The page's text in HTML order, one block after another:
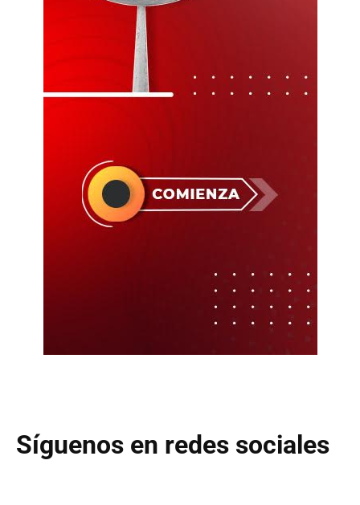
Síguenos en redes sociales